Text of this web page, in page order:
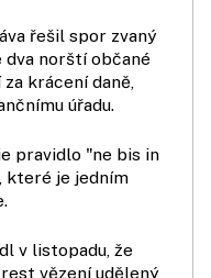
řešil spor zvaný
dva norští občané
krácení daně,
úřadu.
pravidlo "ne bis in
které je jedním
v listopadu, že
vězení udělený